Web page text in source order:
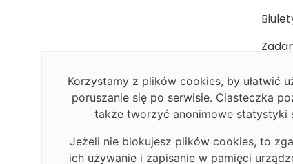
Korzystamy z plików cookies, by ułatwić
poruszanie się po serwisie. Ciasteczka
także tworzyć anonimowe statystyki
Jeżeli nie blokujesz plików cookies, to
ich używanie i zapisanie w pamięci